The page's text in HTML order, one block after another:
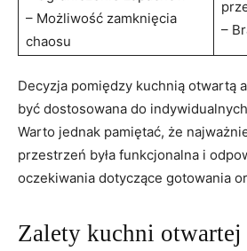
– Możliwość zamknięcia
chaosu
–
Decyzja pomiędzy kuchnią otwartą
być dostosowana do
Warto jednak pamiętać, że
przestrzeń była funkcjonalna i
oczekiwania dotyczące gotowania
Zalety kuchni